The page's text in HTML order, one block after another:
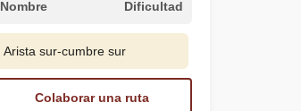
Nombre Dificultad
Arista sur-cumbre sur
Colaborar una ruta